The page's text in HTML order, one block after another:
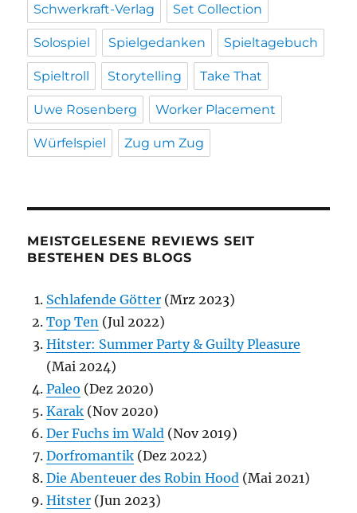
Schwerkraft-Verlag Set Collection
Solospiel Spielgedanken Spieltagebuch
Spieltroll Storytelling Take That
Uwe Rosenberg Worker Placement
Würfelspiel Zug um Zug
MEISTGELESENE REVIEWS SEIT
BESTEHEN DES BLOGS
Schlafende Götter (Mrz 2023)
Top Ten (Jul 2022)
Hitster: Summer Party & Guilty Pleasure
(Mai 2024)
Paleo (Dez 2020)
Karak (Nov 2020)
Der Fuchs im Wald (Nov 2019)
Dorfromantik (Dez 2022)
Die Abenteuer des Robin Hood (Mai 2021)
Hitster (Jun 2023)